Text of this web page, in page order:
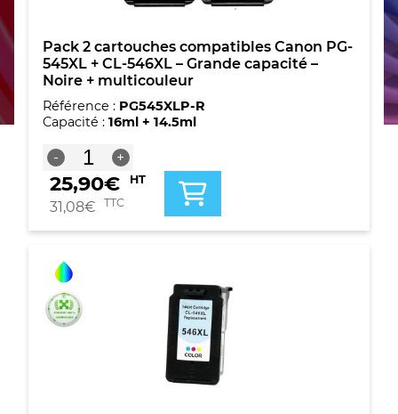
Pack 2 cartouches compatibles Canon PG-
545XL + CL-546XL – Grande capacité –
Noire + multicouleur
Référence : PG545XLP-R
Capacité : 16ml + 14.5ml
-
quantité
de
Pack
2
compatibles
PG-
545XL
+
CL-
+
25,90€ HT
31,08€ TTC